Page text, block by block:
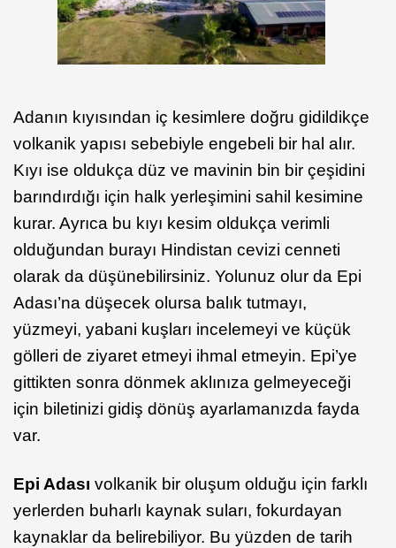
Adanın kıyısından iç kesimlere doğru gidildikçe
volkanik yapısı sebebiyle engebeli bir hal alır.
Kıyı ise oldukça düz ve mavinin bin bir çeşidini
barındırdığı için halk yerleşimini sahil kesimine
kurar. Ayrıca bu kıyı kesim oldukça verimli
olduğundan burayı Hindistan cevizi cenneti
olarak da düşünebilirsiniz. Yolunuz olur da Epi
Adası’na düşecek olursa balık tutmayı,
yüzmeyi, yabani kuşları incelemeyi ve küçük
gölleri de ziyaret etmeyi ihmal etmeyin. Epi’ye
gittikten sonra dönmek aklınıza gelmeyeceği
için biletinizi gidiş dönüş ayarlamanızda fayda
var.
Epi Adası volkanik bir oluşum olduğu için farklı
yerlerden buharlı kaynak suları, fokurdayan
kaynaklar da belirebiliyor. Bu yüzden de tarih